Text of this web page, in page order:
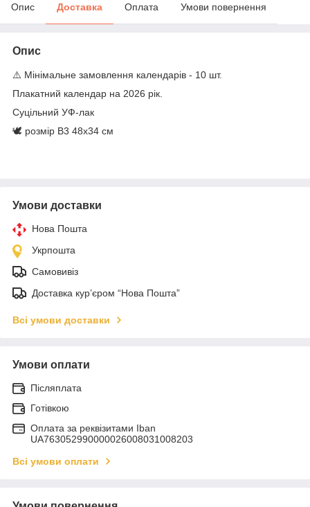
Опис Доставка Оплата Умови повернення
Опис
⚠️ Мінімальне замовлення календарів - 10 шт.
Плакатний календар на 2026 рік.
Суцільний УФ-лак
🕊 розмір В3 48х34 см
Умови доставки
Нова Пошта
Укрпошта
Самовивіз
Доставка кур’єром “Нова Пошта”
Всі умови доставки
Умови оплати
Післяплата
Готівкою
Оплата за реквізитами Iban
UA763052990000026008031008203
Всі умови оплати